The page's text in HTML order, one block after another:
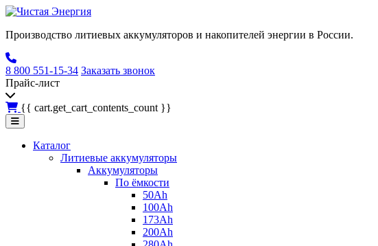
Производство литиевых аккумуляторов и накопителей энергии в России.
8 800 551-15-34 Заказать звонок
Прайс-лист
{{ cart.get_cart_contents_count }}
Каталог
Литиевые аккумуляторы
Аккумуляторы
По ёмкости
50Ah
100Ah
173Ah
200Ah